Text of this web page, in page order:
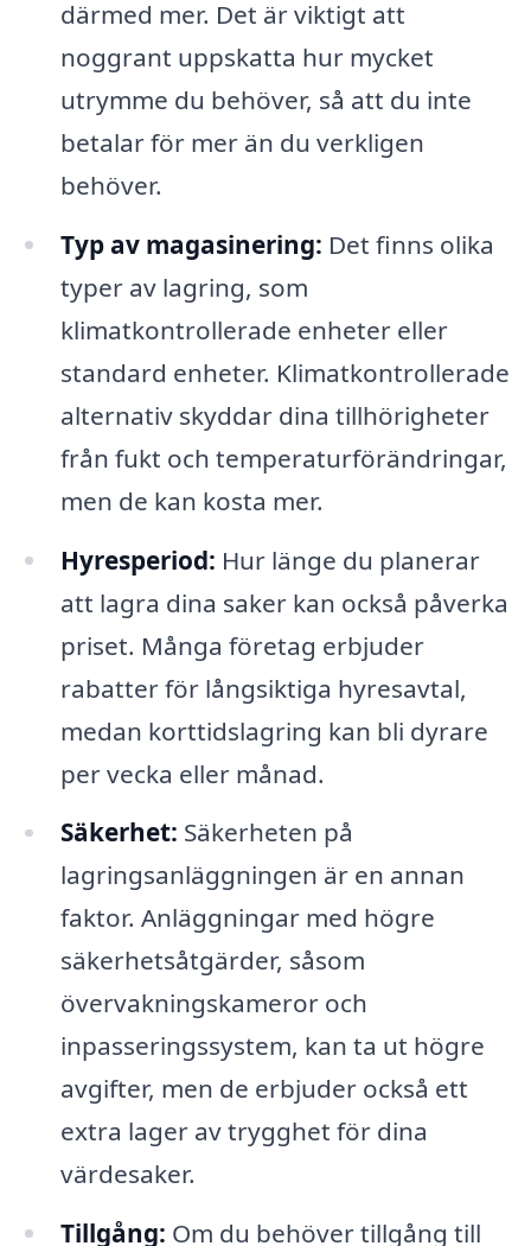
därmed mer. Det är viktigt att
noggrant uppskatta hur mycket
utrymme du behöver, så att du inte
betalar för mer än du verkligen
behöver.
Typ av magasinering: Det finns olika
typer av lagring, som
klimatkontrollerade enheter eller
standard enheter. Klimatkontrollerade
alternativ skyddar dina tillhörigheter
från fukt och temperaturförändringar,
men de kan kosta mer.
Hyresperiod: Hur länge du planerar
att lagra dina saker kan också påverka
priset. Många företag erbjuder
rabatter för långsiktiga hyresavtal,
medan korttidslagring kan bli dyrare
per vecka eller månad.
Säkerhet: Säkerheten på
lagringsanläggningen är en annan
faktor. Anläggningar med högre
säkerhetsåtgärder, såsom
övervakningskameror och
inpasseringssystem, kan ta ut högre
avgifter, men de erbjuder också ett
extra lager av trygghet för dina
värdesaker.
Tillgång: Om du behöver tillgång till